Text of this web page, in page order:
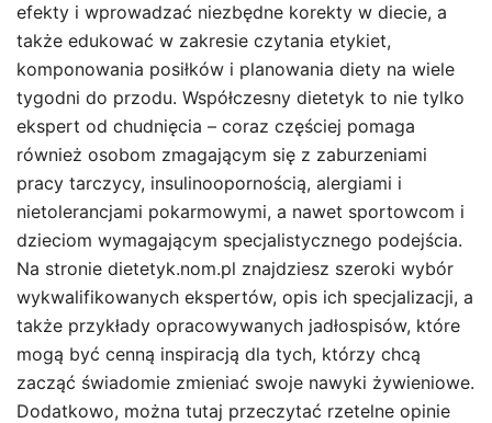
efekty i wprowadzać niezbędne korekty w diecie, a
także edukować w zakresie czytania etykiet,
komponowania posiłków i planowania diety na wiele
tygodni do przodu. Współczesny dietetyk to nie tylko
ekspert od chudnięcia – coraz częściej pomaga
również osobom zmagającym się z zaburzeniami
pracy tarczycy, insulinoopornością, alergiami i
nietolerancjami pokarmowymi, a nawet sportowcom i
dzieciom wymagającym specjalistycznego podejścia.
Na stronie dietetyk.nom.pl znajdziesz szeroki wybór
wykwalifikowanych ekspertów, opis ich specjalizacji, a
także przykłady opracowywanych jadłospisów, które
mogą być cenną inspiracją dla tych, którzy chcą
zacząć świadomie zmieniać swoje nawyki żywieniowe.
Dodatkowo, można tutaj przeczytać rzetelne opinie